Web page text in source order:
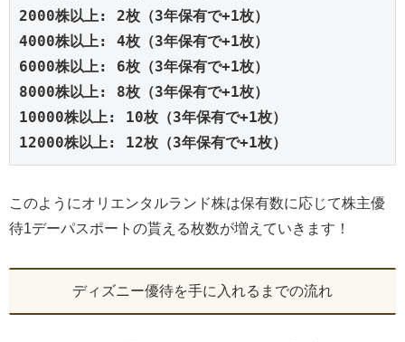
2000株以上: 2枚（3年保有で+1枚）
4000株以上: 4枚（3年保有で+1枚）
6000株以上: 6枚（3年保有で+1枚）
8000株以上: 8枚（3年保有で+1枚）
10000株以上: 10枚（3年保有で+1枚）
12000株以上: 12枚（3年保有で+1枚）
このようにオリエンタルランド株は保有数に応じて株主優
待1デーパスポートの貰える枚数が増えていきます！
ディズニー優待を手に入れるまでの流れ